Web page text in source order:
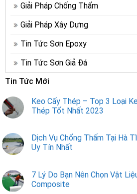
Giải Pháp Chống Thấm
Giải Pháp Xây Dựng
Tin Tức Sơn Epoxy
Tin Tức Sơn Giả Đá
Tin Tức Mới
Keo Cấy Thép – Top 3 Loại
Thép Tốt Nhất 2023
Dịch Vụ Chống Thấm Tại Hà
Uy Tín Nhất
7 Lý Do Bạn Nên Chọn Vật
Composite